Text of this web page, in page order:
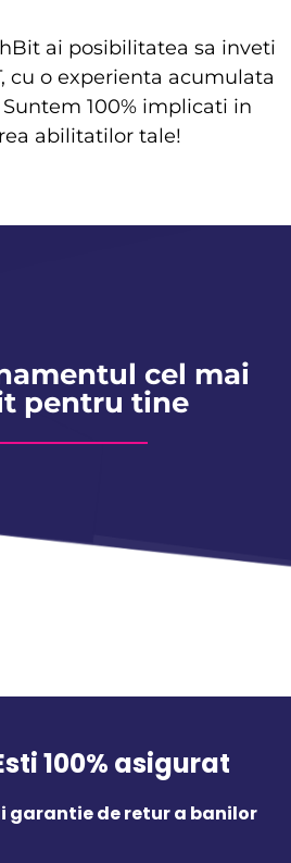
ai posibilitatea sa inveti
cu o experienta acumulata
100% implicati in
abilitatilor tale!
cel mai
pentru tine
100% asigurat
garantie de retur a banilor